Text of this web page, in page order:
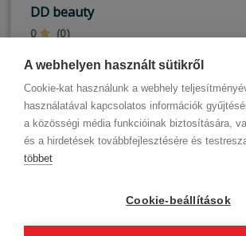
A webhelyen használt sütikről
Cookie-kat használunk a webhely
használatával kapcsolatos információk
a közösségi média funkcióinak biztosítására,
és a hirdetések továbbfejlesztésére és
többet
Cookie-beállítások
DD beauty
0
(0)